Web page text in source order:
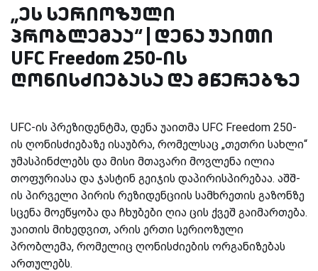
„ეს სერიოზული
პრობლემაა“ | დენა უაითი
UFC Freedom 250-ის
ღონისძიებასა და მწერებზე
UFC-ის პრეზიდენტმა, დენა უაითმა UFC Freedom 250-
ის ღონისძიებაზე ისაუბრა, რომელსაც „თეთრი სახლი“
უმასპინძლებს და მისი მთავარი მოვლენა ილია
თოფურიასა და ჯასტინ გეიჯის დაპირისპირებაა. აშშ-
ის პირველი პირის რეზიდენციის სამხრეთის გაზონზე
სცენა მოეწყობა და ჩხუბები ღია ცის ქვეშ გაიმართება.
უაითის მიხედვით, არის ერთი სერიოზული
პრობლემა, რომელიც ღონისძიების ორგანიზებას
ართულებს.